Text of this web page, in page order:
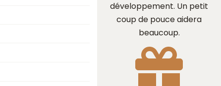
développement. Un petit
coup de pouce aidera
beaucoup.